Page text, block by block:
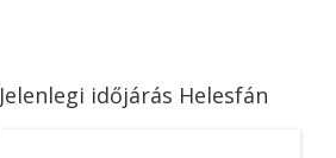
Jelenlegi időjárás Helesfán